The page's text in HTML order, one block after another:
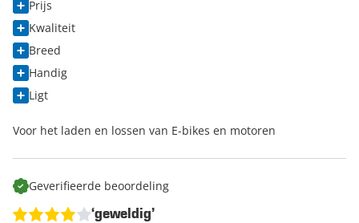
Prijs
Kwaliteit
Breed
Handig
Ligt
Voor het laden en lossen van E-bikes en motoren
Geverifieerde beoordeling
‘geweldig’